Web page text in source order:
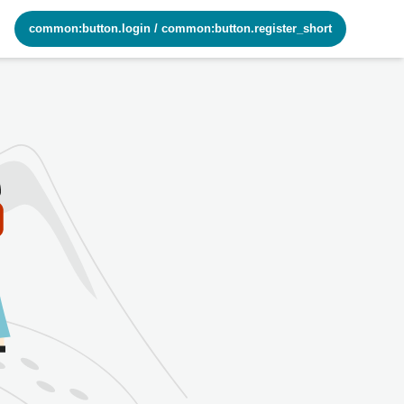
common:button.login / common:button.register_short